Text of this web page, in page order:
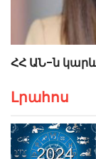
ՀՀ ԱՆ-ն
Լրահոս